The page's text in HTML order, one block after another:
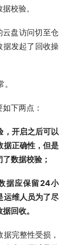
校验。
盘访问切至仓
据发起了回收操
下两点：
，开启之后可以
据正确性，但是
数据校验；
据应保留24小
运维人员为了尽
回收。
完整性受损，